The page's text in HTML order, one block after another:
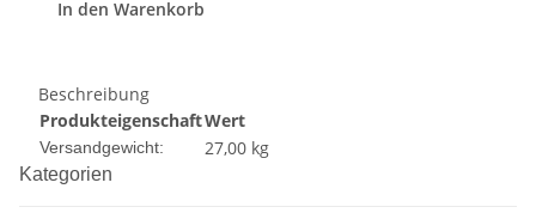
In den Warenkorb
Beschreibung
ProdukteigenschaftWert
Versandgewicht: 27,00 kg
Kategorien